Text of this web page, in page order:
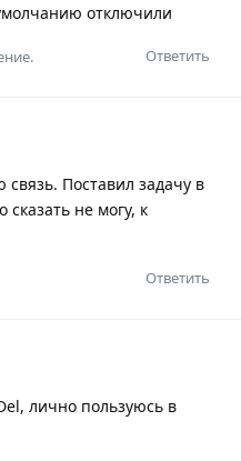
отключили
Ответить
Поставил задачу в
не могу, к
Ответить
лично пользуюсь в